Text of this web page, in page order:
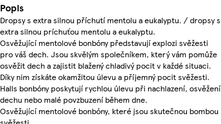
Popis
Dropsy s extra silnou příchutí mentolu a eukalyptu. / dropsy s
extra silnou príchuťou mentolu a eukalyptu.
Osvěžující mentolové bonbóny představují explozi svěžesti
pro váš dech. Jsou skvělým společníkem, který vám pomůže
osvěžit dech a zajistit blažený chladivý pocit v každé situaci.
Díky nim získáte okamžitou úlevu a příjemný pocit svěžesti.
Halls bonbóny poskytují rychlou úlevu při nachlazení, osvěžení
dechu nebo malé povzbuzení během dne.
Osvěžující mentolové bonbóny, které jsou skutečnou bombou